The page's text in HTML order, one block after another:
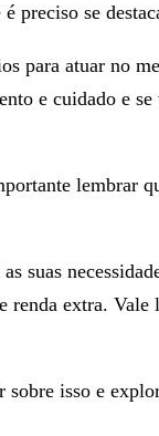
se
para atuar no
e cuidado e
lembrar
suas
extra.
isso e